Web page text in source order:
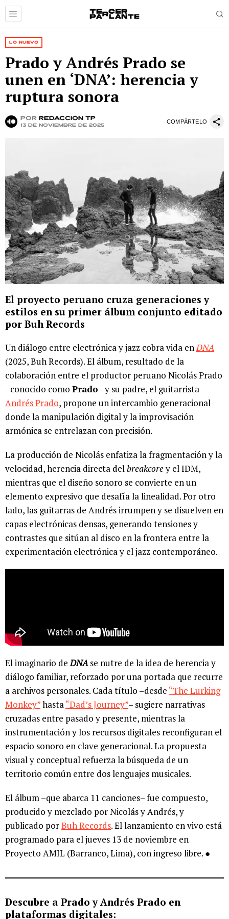
LO NUEVO
Prado y Andrés Prado se
unen en ‘DNA’: herencia y
ruptura sonora
por Redacción TP
13 de noviembre de 2025
COMPÁRTELO
El proyecto peruano cruza generaciones y
estilos en su primer álbum conjunto editado
por Buh Records
Un diálogo entre electrónica y jazz cobra vida enDNA
(2025, Buh Records). El álbum, resultado de la
colaboración entre el productor peruano Nicolás Prado
–conocido como Prado– y su padre, el guitarrista
Andrés Prado, propone un intercambio generacional
donde la manipulación digital y la improvisación
armónica se entrelazan con precisión.
La producción de Nicolás enfatiza la fragmentación y la
velocidad, herencia directa delbreakcorey el IDM,
mientras que el diseño sonoro se convierte en un
elemento expresivo que desafía la linealidad. Por otro
lado, las guitarras de Andrés irrumpen y se disuelven en
capas electrónicas densas, generando tensiones y
contrastes que sitúan al disco en la frontera entre la
experimentación electrónica y el jazz contemporáneo.
El imaginario deDNAse nutre de la idea de herencia y
diálogo familiar, reforzado por una portada que recurre
a archivos personales. Cada título –desde “The Lurking
Monkey”hasta“Dad’s Journey”– sugiere narrativas
cruzadas entre pasado y presente, mientras la
instrumentación y los recursos digitales reconfiguran el
espacio sonoro en clave generacional. La propuesta
visual y conceptual refuerza la búsqueda de un
territorio común entre dos lenguajes musicales.
El álbum –que abarca 11 canciones– fue compuesto,
producido y mezclado por Nicolás y Andrés, y
publicado porBuh Records. El lanzamiento en vivo está
programado para el jueves 13 de noviembre en
Proyecto AMIL (Barranco, Lima), con ingreso libre. ●
Descubre a Prado y Andrés Prado en
plataformas digitales: